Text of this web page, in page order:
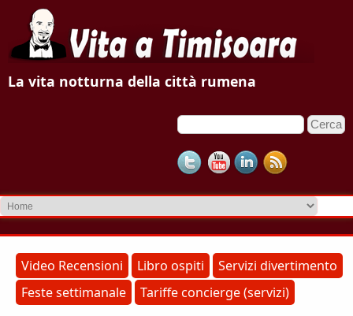
V
a
T
m
La vita notturna della città rumena
F
o
r
m
d
i
r
i
c
C
r
c
a
Video Recensioni Libro ospiti
Servizi divertimento
Feste settimanale
Tariffe concierge (servizi)